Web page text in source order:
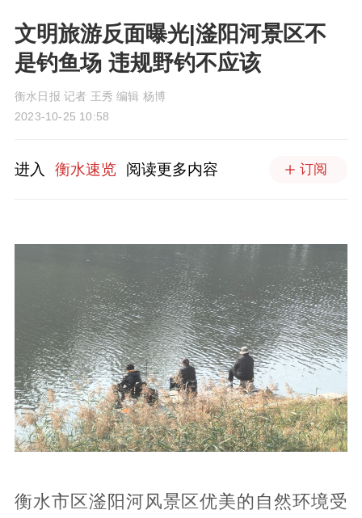
文明旅游反面曝光|滏阳河景区不
是钓鱼场 违规野钓不应该
衡水日报 记者 王秀 编辑 杨博
2023-10-25 10:58
进入 衡水速览 阅读更多内容 订阅
衡水市区滏阳河风景区优美的自然环境受